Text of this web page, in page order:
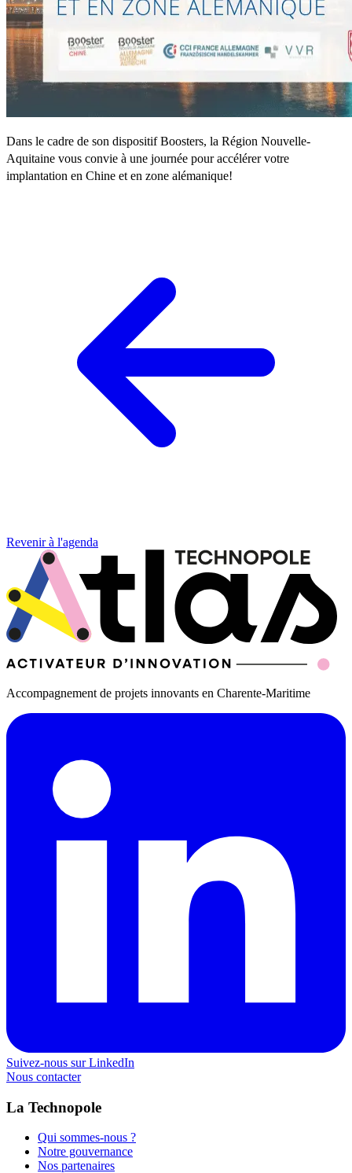
Dans le cadre de son dispositif Boosters, la Région Nouvelle-
Aquitaine vous convie à une journée pour accélérer votre
implantation en Chine et en zone alémanique!
Revenir à l'agenda
Accompagnement de projets innovants en Charente-Maritime
Suivez-nous sur LinkedIn
Nous contacter
La Technopole
Qui sommes-nous ?
Notre gouvernance
Nos partenaires